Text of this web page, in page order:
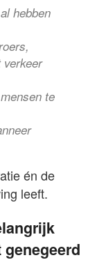
hebben
te
én de
leeft.